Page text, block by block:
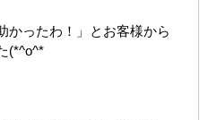
かったわ！」とお客様から
(*^o^*